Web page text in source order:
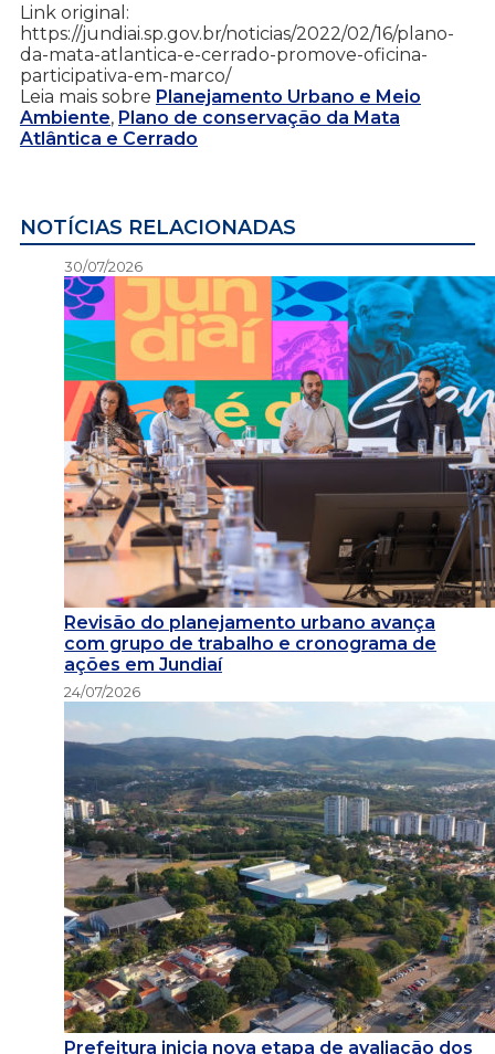
Link original:
https://jundiai.sp.gov.br/noticias/2022/02/16/plano-
da-mata-atlantica-e-cerrado-promove-oficina-
participativa-em-marco/
Leia mais sobre Planejamento Urbano e Meio
Ambiente, Plano de conservação da Mata
Atlântica e Cerrado
NOTÍCIAS RELACIONADAS
30/07/2026
Revisão do planejamento urbano avança
com grupo de trabalho e cronograma de
ações em Jundiaí
24/07/2026
Prefeitura inicia nova etapa de avaliação dos